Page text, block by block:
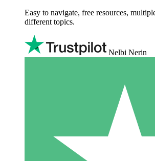
Easy to navigate, free resources,
different topics.
Nelbi Nerin